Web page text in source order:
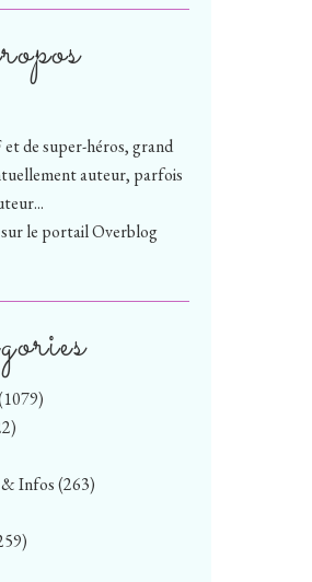
& Infos(263)
de super-héros, grand
auteur, parfois
sur le portail Overblog